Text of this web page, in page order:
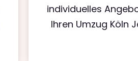
individuelles
Ihren Umzug Köln